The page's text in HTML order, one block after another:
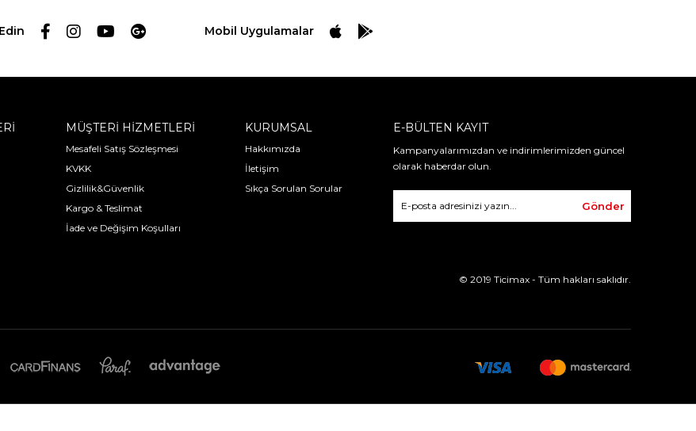
Mobil Uygulamalar
MÜŞTERİ HİZMETLERİ
Mesafeli Satış Sözleşmesi
KVKK
Gizlilik&Güvenlik
Kargo & Teslimat
İade ve Değişim Koşulları
KURUMSAL
Hakkımızda
İletişim
Sıkça Sorulan Sorular
E-BÜLTEN KAYIT
Kampanyalarımızdan ve indirimlerimizden güncel
olarak haberdar olun.
Gönder
© 2019 Ticimax - Tüm hakları saklıdır.